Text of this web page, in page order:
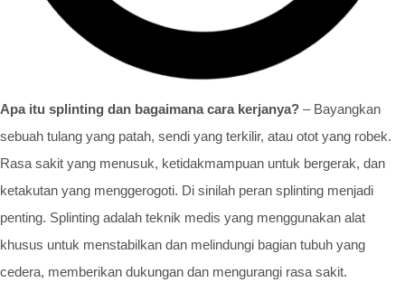
Apa itu splinting dan bagaimana cara kerjanya? – Bayangkan
sebuah tulang yang patah, sendi yang terkilir, atau otot yang robek.
Rasa sakit yang menusuk, ketidakmampuan untuk bergerak, dan
ketakutan yang menggerogoti. Di sinilah peran splinting menjadi
penting. Splinting adalah teknik medis yang menggunakan alat
khusus untuk menstabilkan dan melindungi bagian tubuh yang
cedera, memberikan dukungan dan mengurangi rasa sakit.